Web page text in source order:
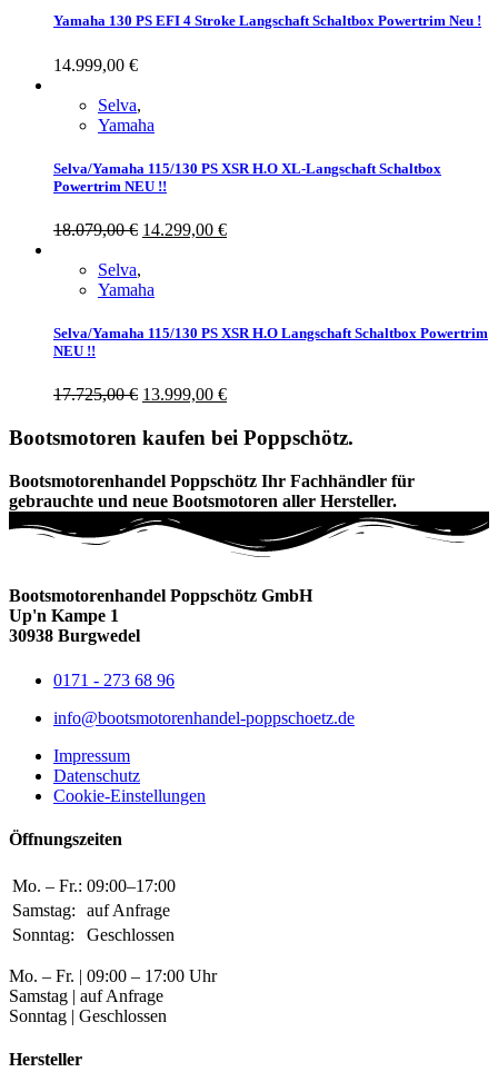
Yamaha 130 PS EFI 4 Stroke Langschaft Schaltbox Powertrim Neu !
14.999,00 €
Selva,
Yamaha
Selva/Yamaha 115/130 PS XSR H.O XL-Langschaft Schaltbox
Powertrim NEU !!
18.079,00€ 14.299,00 €
Selva,
Yamaha
Selva/Yamaha 115/130 PS XSR H.O Langschaft Schaltbox Powertrim
NEU !!
17.725,00€ 13.999,00 €
Bootsmotoren kaufen bei Poppschötz.
Bootsmotorenhandel Poppschötz Ihr Fachhändler für
gebrauchte und neue Bootsmotoren aller Hersteller.
Bootsmotorenhandel Poppschötz GmbH
Up'n Kampe 1
30938 Burgwedel
0171 - 273 68 96
info@bootsmotorenhandel-poppschoetz.de
Impressum
Datenschutz
Cookie-Einstellungen
Öffnungszeiten
Mo. – Fr.: 09:00–17:00
Samstag:
auf Anfrage
Sonntag:
Geschlossen
Mo. – Fr. | 09:00 – 17:00 Uhr
Samstag | auf Anfrage
Sonntag | Geschlossen
Hersteller